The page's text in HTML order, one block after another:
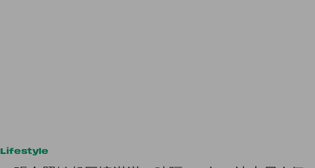
Lifestyle